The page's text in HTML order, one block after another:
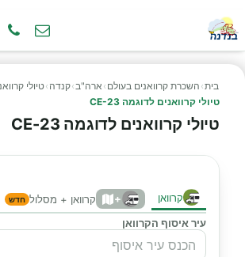
בית› השכרת קרוואנים בעולם › ארה"ב›קנדה ›טיולי
טיולי קרוואנים לדוגמה CE-23
טיולי קרוואנים לדוגמה CE-23
קרוואן + קרוואן + מסלול חדש
עיר איסוף הקרוואן